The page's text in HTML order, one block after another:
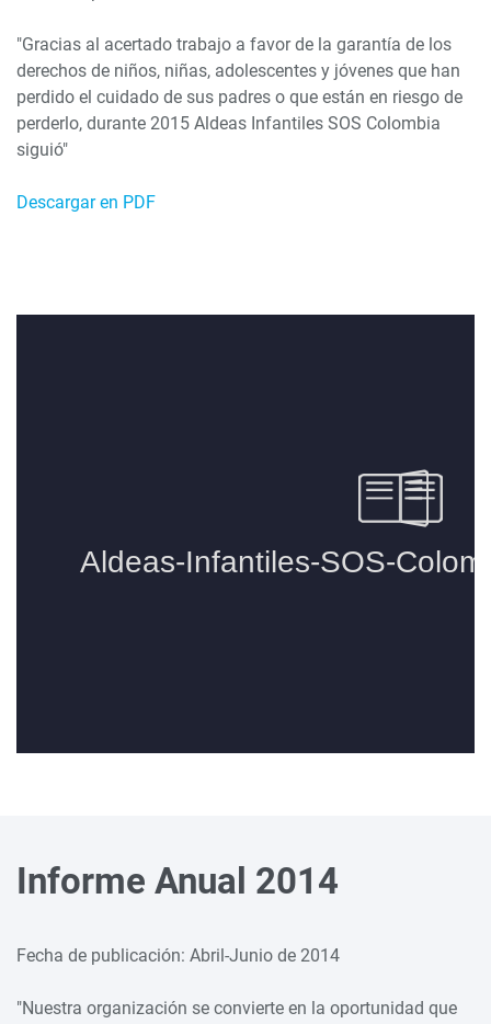
"Gracias al acertado trabajo a favor de la garantía de los
derechos de niños, niñas, adolescentes y jóvenes que han
perdido el cuidado de sus padres o que están en riesgo de
perderlo, durante 2015 Aldeas Infantiles SOS Colombia
siguió"
Descargar en PDF
Informe Anual 2014
Fecha de publicación: Abril-Junio de 2014
"Nuestra organización se convierte en la oportunidad que